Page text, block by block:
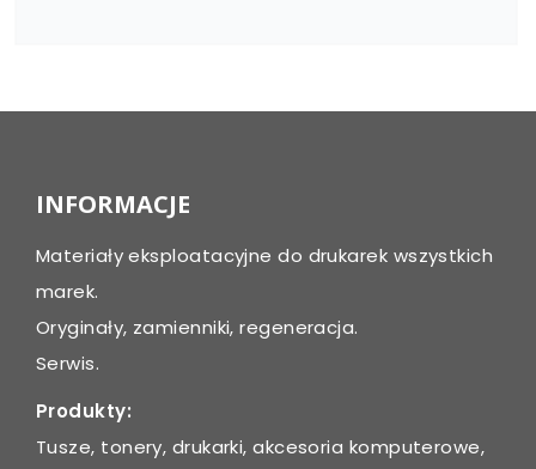
INFORMACJE
Materiały eksploatacyjne do drukarek wszystkich
marek.
Oryginały, zamienniki, regeneracja.
Serwis.
Produkty:
Tusze, tonery, drukarki, akcesoria komputerowe,